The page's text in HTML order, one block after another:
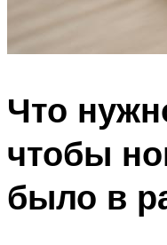
Что
чтобы
было в